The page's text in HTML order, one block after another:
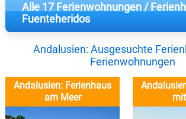
Alle 17 Ferienwohnungen /
Fuenteheridos
Andalusien: Ausgesuchte
Ferienwohnungen
Andalusien: Ferienhaus
am Meer